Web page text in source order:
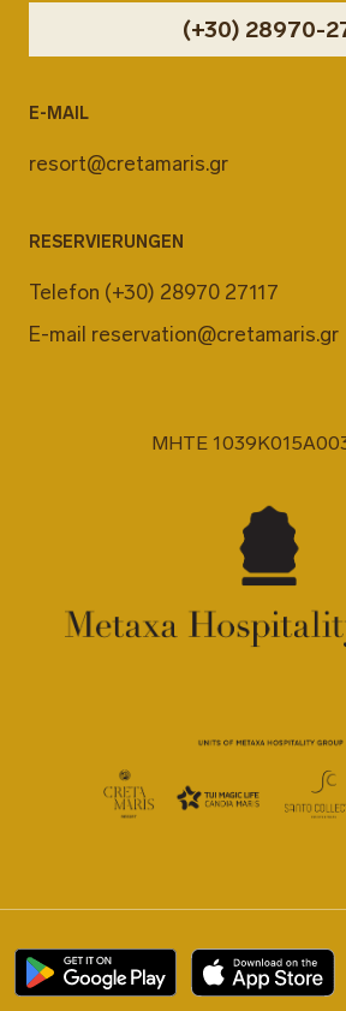
(+30) 28970-
E-MAIL
resort@cretamaris.gr
RESERVIERUNGEN
Telefon (+30) 28970 27117
E-mail reservation@cretamaris.gr
MHTE